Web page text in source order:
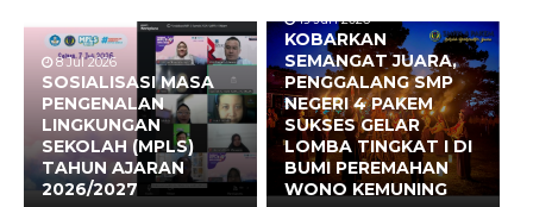
8 Jul 2026
SOSIALISASI MASA
PENGENALAN
LINGKUNGAN
SEKOLAH (MPLS)
TAHUN AJARAN
2026/2027
19 Jun 2026
KOBARKAN
SEMANGAT JUARA,
PENGGALANG SMP
NEGERI 4 PAKEM
SUKSES GELAR
LOMBA TINGKAT I DI
BUMI PEREMAHAN
WONO KEMUNING
17 Jun 2026